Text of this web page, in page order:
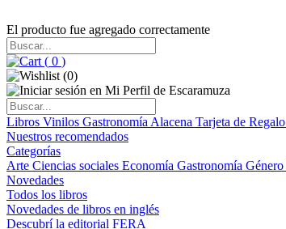
El producto fue agregado correctamente
( 0 )
(0)
Libros Vinilos Gastronomía Alacena Tarjeta de Regalo
Nuestros recomendados
Categorías
Arte Ciencias sociales Economía Gastronomía Género
Novedades
Todos los libros
Novedades de libros en inglés
Descubrí la editorial FERA